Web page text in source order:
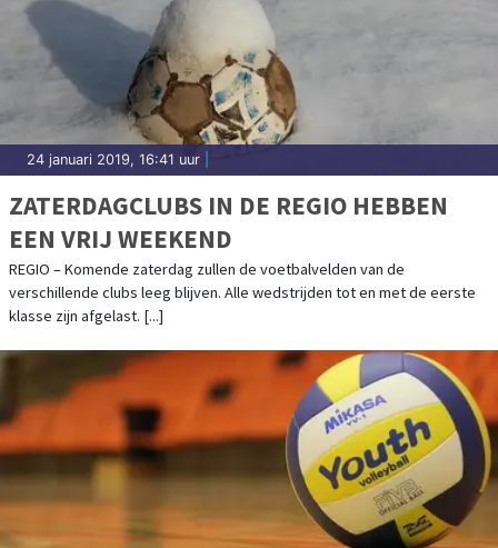
24 januari 2019, 16:41 uur
ZATERDAGCLUBS IN DE REGIO HEBBEN
EEN VRIJ WEEKEND
REGIO – Komende zaterdag zullen de voetbalvelden van de
verschillende clubs leeg blijven. Alle wedstrijden tot en met de eerste
klasse zijn afgelast. [...]